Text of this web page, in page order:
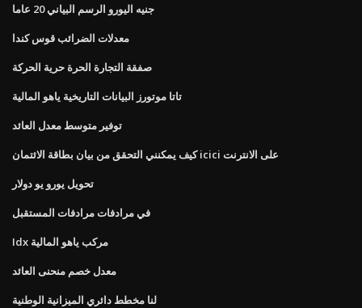
جنيه اليورو الرسم البياني 20 عاما
معدلات الضرائب قوس كندا
صفقة التجارة الحرة حرية الحركة
تاتا موتورز البيانات التاريخية ياهو المالية
توفير متوسط ​​معدل العائد
كيف يمكنني التحقق من بيان بطاقة الائتمان icici على الانترنت
تحويل يورو يو دولار
في مرادفات مرادفات المستقبل
Idx مركب ياهو المالية
معدل خصم منحنى العائد
لنا مخطط دائري الميزانية الوطنية